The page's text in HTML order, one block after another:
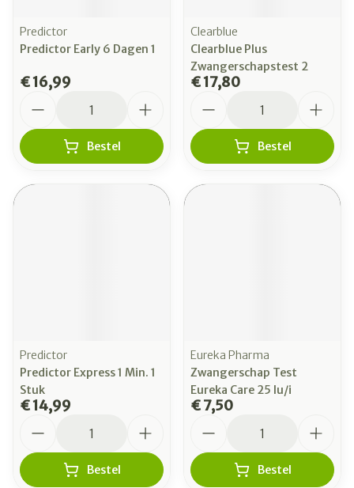
Predictor
Predictor Early 6 Dagen 1
€ 16,99
Bestel
Clearblue
Clearblue Plus
Zwangerschapstest 2
€ 17,80
Bestel
Predictor
Predictor Express 1 Min. 1
Stuk
€ 14,99
Bestel
Eureka Pharma
Zwangerschap Test
Eureka Care 25 Iu/i
€ 7,50
Bestel